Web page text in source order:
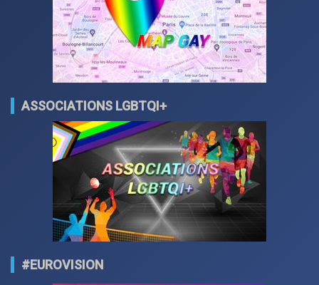
ASSOCIATIONS LGBTQI+
#EUROVISION